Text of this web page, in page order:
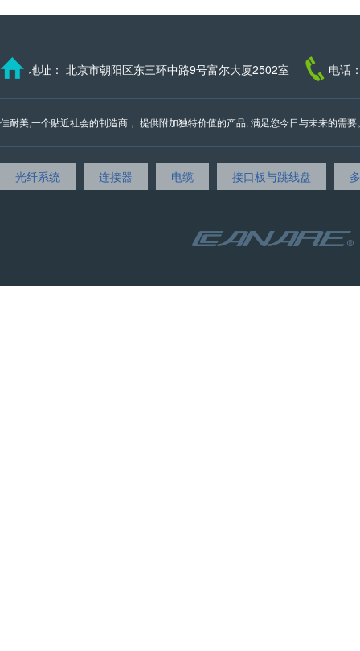
地址： 北京市朝阳区东三环中路9号富尔大厦2502室 电话
佳耐美,一个贴近社会的制造商， 提供附加独特价值的产品, 满足您今日与未来的需
光纤系统 连接器 电缆 接口板与跳线盘